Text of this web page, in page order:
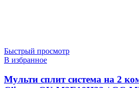
Быстрый просмотр
В избранное
Мульти сплит система на 2